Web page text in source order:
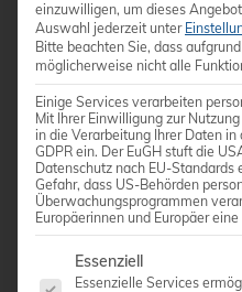
einzuwilligen, um dieses
Auswahl jederzeit unter
Bitte beachten Sie, dass
möglicherweise nicht alle
Einige Services verarbeiten
Mit Ihrer Einwilligung zur
in die Verarbeitung Ihrer Daten
GDPR ein. Der EuGH stuft die
Datenschutz nach EU-
Gefahr, dass US-Behörden
Überwachungsprogrammen
Europäerinnen und Europäer
Es folgt eine Liste der
Essenziell
Essenzielle Services